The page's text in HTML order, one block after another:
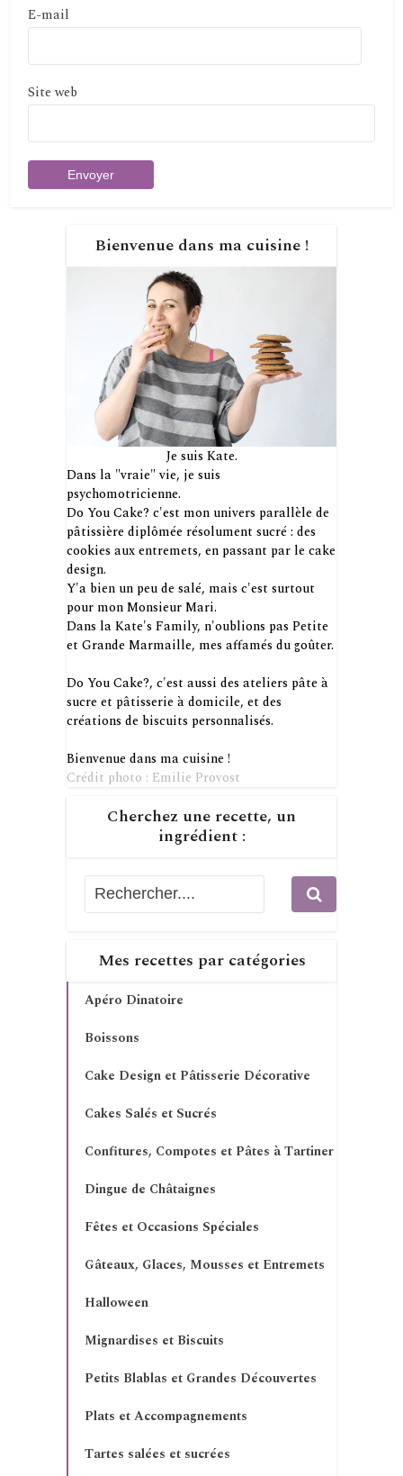
E-mail
Site web
Bienvenue dans ma cuisine !
Je suis Kate.
Dans la "vraie" vie, je suis
psychomotricienne.
Do You Cake? c'est mon univers parallèle de
pâtissière diplômée résolument sucré : des
cookies aux entremets, en passant par le cake
design.
Y'a bien un peu de salé, mais c'est surtout
pour mon Monsieur Mari.
Dans la Kate's Family, n'oublions pas Petite
et Grande Marmaille, mes affamés du goûter.
Do You Cake?, c'est aussi des ateliers pâte à
sucre et pâtisserie à domicile, et des
créations de biscuits personnalisés.
Bienvenue dans ma cuisine !
Crédit photo : Emilie Provost
Cherchez une recette, un
ingrédient :
Mes recettes par catégories
Apéro Dinatoire
Boissons
Cake Design et Pâtisserie Décorative
Cakes Salés et Sucrés
Confitures, Compotes et Pâtes à Tartiner
Dingue de Châtaignes
Fêtes et Occasions Spéciales
Gâteaux, Glaces, Mousses et Entremets
Halloween
Mignardises et Biscuits
Petits Blablas et Grandes Découvertes
Plats et Accompagnements
Tartes salées et sucrées